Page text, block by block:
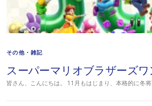
その他・雑記
スーパーマリオブラザーズワ
皆さん、こんにちは。 11月もはじまり、本格的に冬